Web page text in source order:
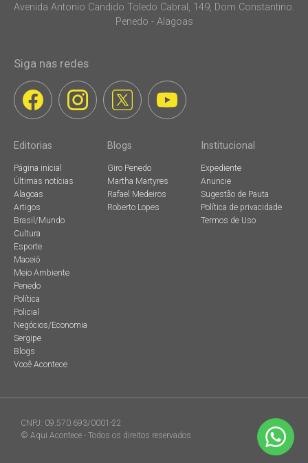
Avenida Antonio Candido Toledo Cabral, 149, Dom Constantino.
Penedo - Alagoas
Siga nas redes
Editorias
Página inicial
Últimas notícias
Alagoas
Artigos
Brasil/Mundo
Cultura
Esporte
Maceió
Meio Ambiente
Penedo
Política
Policial
Negócios/Economia
Sergipe
Blogs
Você Acontece
Blogs
Giro Penedo
Martha Martyres
Rafael Medeiros
Roberto Lopes
Institucional
Expediente
Anuncie
Sugestão de Pauta
Política de privacidade
Termos de Uso
CNPJ: 09.570.693/0001-22
© Aqui Acontece - Todos os direitos reservados